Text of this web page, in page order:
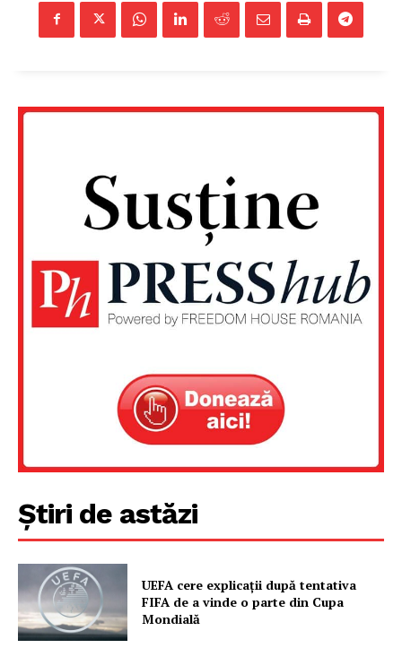
Știri de astăzi
UEFA cere explicații după tentativa
FIFA de a vinde o parte din Cupa
Mondială